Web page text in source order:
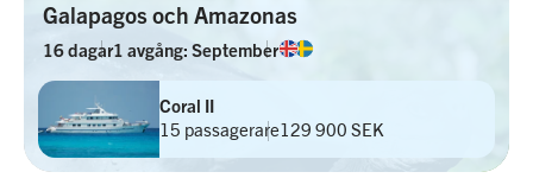
Galapagos och Amazonas
16 dagar1 avgång: September
Coral II
15 passagerare129 900 SEK